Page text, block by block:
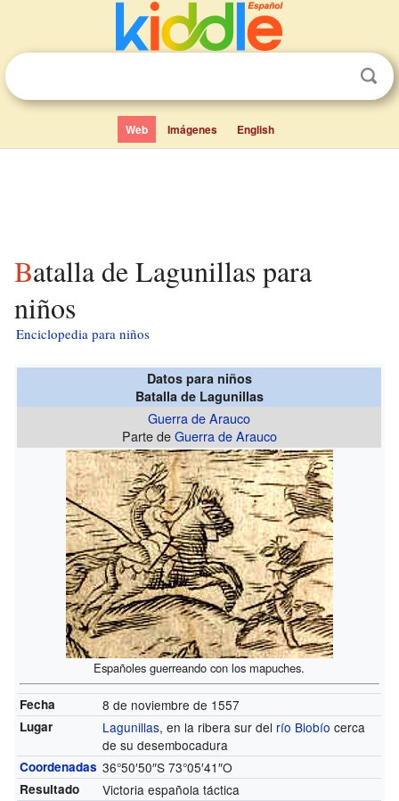
Web Imágenes English
Batalla de Lagunillas para
niños
Enciclopedia para niños
Datos para niños
Batalla de Lagunillas
Guerra de Arauco
Parte deGuerra de Arauco
Españoles guerreando con los mapuches.
Fecha 8 de noviembre de 1557
Lugar Lagunillas, en la ribera sur del río Biobío cerca
de su desembocadura
Coordenadas 36°50′50″S 73°05′41″O
Resultado
Victoria española táctica